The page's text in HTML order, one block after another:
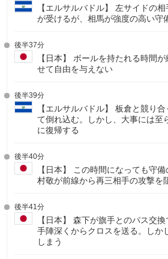
【エルサルバドル】 左サイドの
が受けるが、相馬が強度の高い守
後半37分
【日本】 ボールを持たれる時間
せて自由を与えない
後半39分
【エルサルバドル】 板倉と競り
て倒れ込む。しかし、大事には至
に復帰する
後半40分
【日本】 この時間になっても守
村敬が前線から再三相手の攻撃を
後半41分
【日本】 森下が旗手とのパス交
手陣深くからクロスを送る。しか
しまう